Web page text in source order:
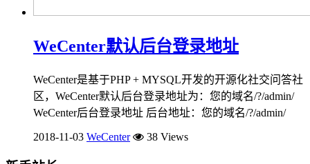
WeCenter默认后台登录地址
WeCenter是基于PHP + MYSQL开发的开源化社交问答社
区，WeCenter默认后台登录地址为：您的域名/?/admin/
WeCenter后台登录地址 后台地址：您的域名/?/admin/
2018-11-03 WeCenter 38 Views